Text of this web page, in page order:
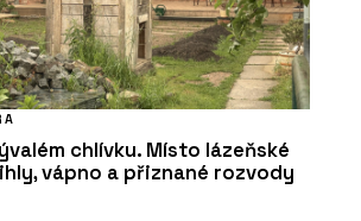
chlívku. Místo lázeňské
vápno a přiznané rozvody